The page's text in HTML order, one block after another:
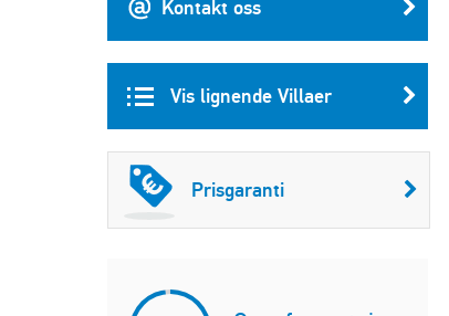
Kontakt oss
Vis lignende Villaer
Prisgaranti